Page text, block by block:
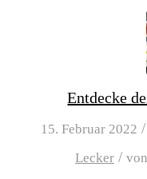
Entdecke
15. Februar 2022 /
Lecker / von